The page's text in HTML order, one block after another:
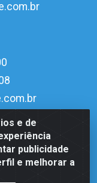
e de
publicidade
e melhorar a
Câmara, 1815 -
600 - CNPJ